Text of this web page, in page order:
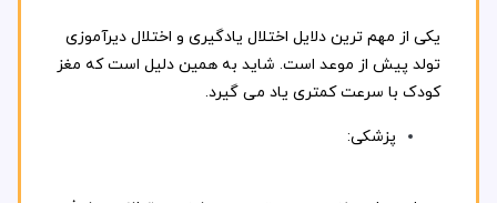
یکی از مهم ترین دلایل اختلال یادگیری و اختلال دیرآموزی
تولد پیش از موعد است. شاید به همین دلیل است که مغز
کودک با سرعت کمتری یاد می گیرد.
پزشکی: